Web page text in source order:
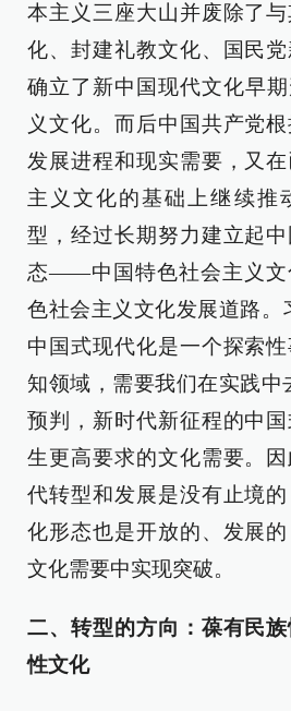
本主义三座大山并废除了
化、封建礼教文化、国民党
确立了新中国现代文化早
义文化。而后中国共产党
发展进程和现实需要，又
主义文化的基础上继续推
型，经过长期努力建立起
态——中国特色社会主义文
色社会主义文化发展道路。
中国式现代化是一个探索
知领域，需要我们在实践中
预判，新时代新征程的中
生更高要求的文化需要。
代转型和发展是没有止境
化形态也是开放的、发展
文化需要中实现突破。
二、转型的方向：葆有民
性文化